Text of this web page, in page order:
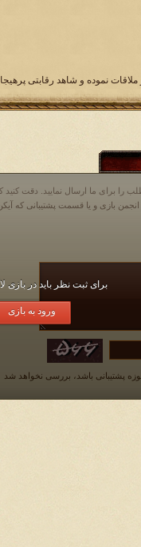
نموده و شاهد رقابتی
را برای ما ارسال نمایید. دقت
پشتیبانی باشد، بررسی نخواهد شد
برای ثبت نظر باید در بازی
ورود به بازی